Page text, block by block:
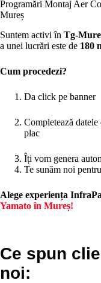
Programări Montaj Aer
Mureș
Suntem activi în Tg-
a unei lucrări este de 180
Cum procedezi?
Da click pe banner
Completează
plac
Îți vom genera
Te sunăm noi
Alege experiența
Yamato în Mureș!
Ce spun
noi: